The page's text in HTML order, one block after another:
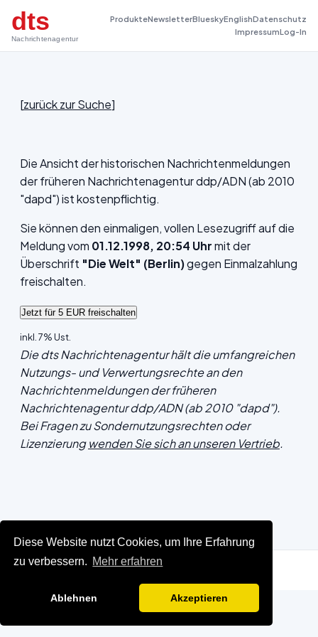
Diese Website nutzt Cookies, um Ihre Erfahrung
zu verbessern. Mehr erfahren
Ablehnen Akzeptieren
dts
Nachrichtenagentur
ProdukteNewsletterBlueskyEnglishDatenschutz
ImpressumLog-In
[zurück zur Suche]
Die Ansicht der historischen Nachrichtenmeldungen
der früheren Nachrichtenagentur ddp/ADN (ab 2010
"dapd") ist kostenpflichtig.
Sie können den einmaligen, vollen Lesezugriff auf die
Meldung vom 01.12.1998, 20:54 Uhrmit der
Überschrift "Die Welt" (Berlin)gegen Einmalzahlung
freischalten.
inkl. 7% Ust.
Die dts Nachrichtenagentur hält die umfangreichen
Nutzungs- und Verwertungsrechte an den
Nachrichtenmeldungen der früheren
Nachrichtenagentur ddp/ADN (ab 2010 "dapd").
Bei Fragen zu Sondernutzungsrechten oder
Lizenzierungwenden Sie sich an unseren Vertrieb.